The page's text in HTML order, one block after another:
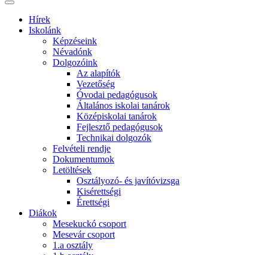
Hírek
Iskolánk
Képzéseink
Névadónk
Dolgozóink
Az alapítók
Vezetőség
Óvodai pedagógusok
Általános iskolai tanárok
Középiskolai tanárok
Fejlesztő pedagógusok
Technikai dolgozók
Felvételi rendje
Dokumentumok
Letöltések
Osztályozó- és javítóvizsga
Kisérettségi
Érettségi
Diákok
Mesekuckó csoport
Mesevár csoport
1.a osztály